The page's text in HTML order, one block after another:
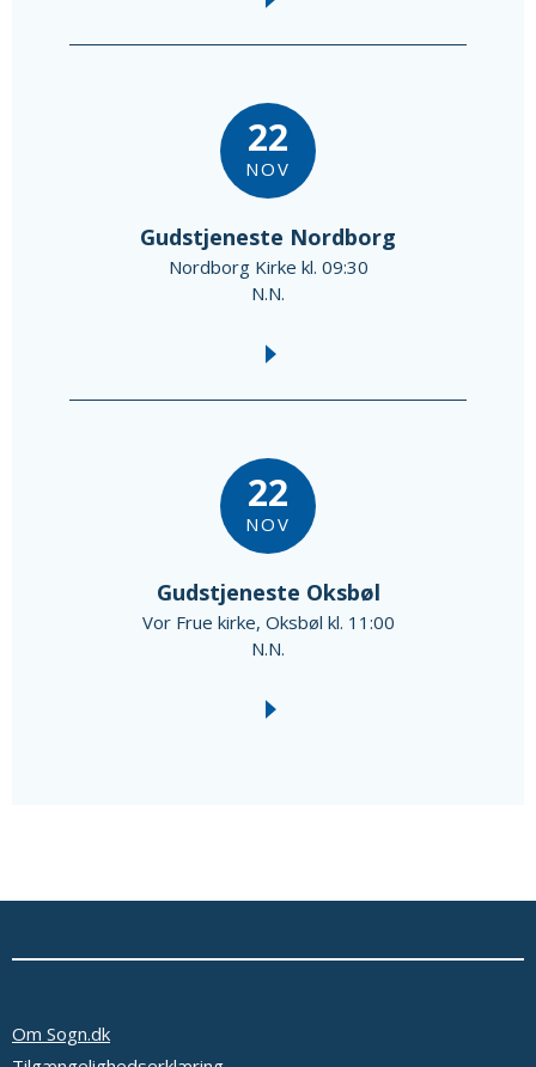
22
NOV
Gudstjeneste Nordborg
Nordborg Kirke kl. 09:30
N.N.
22
NOV
Gudstjeneste Oksbøl
Vor Frue kirke, Oksbøl kl. 11:00
N.N.
Om Sogn.dk